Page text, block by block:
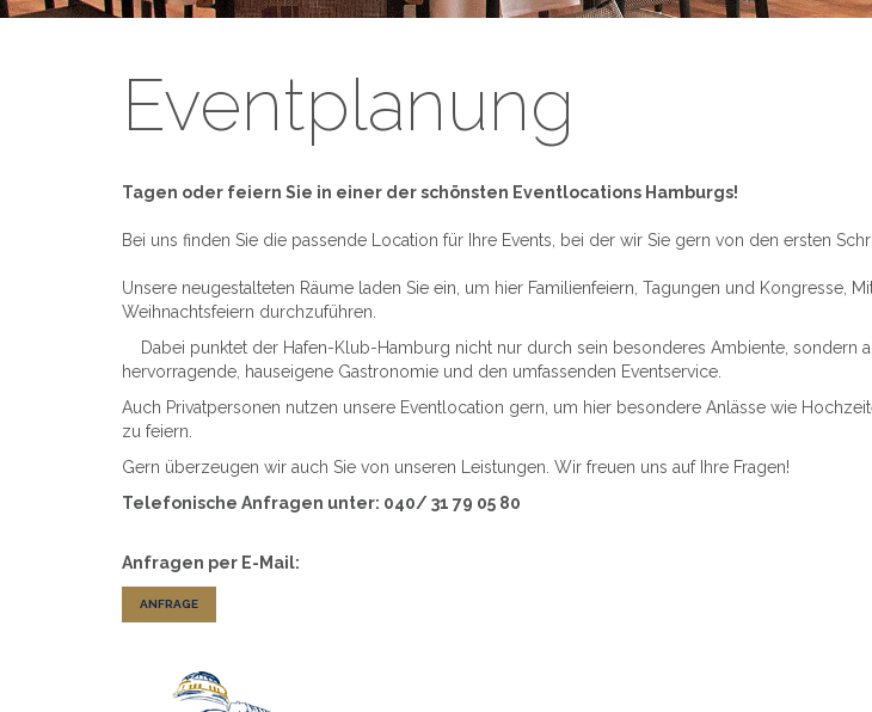
Eventplanung
Tagen oder feiern Sie in einer der schönsten Eventlocations Hamburgs!
Bei uns finden Sie die passende Location für Ihre Events, bei der wir Sie gern von den ersten
Unsere neugestalteten Räume laden Sie ein, um hier Familienfeiern, Tagungen und Kongresse,
Weihnachtsfeiern durchzuführen.
Dabei punktet der Hafen-Klub-Hamburg nicht nur durch sein besonderes Ambiente, sondern
hervorragende, hauseigene Gastronomie und den umfassenden Eventservice.
Auch Privatpersonen nutzen unsere Eventlocation gern, um hier besondere Anlässe wie
zu feiern.
Gern überzeugen wir auch Sie von unseren Leistungen. Wir freuen uns auf Ihre Fragen!
Telefonische Anfragen unter: 040/ 31 79 05 80
Anfragen per E-Mail:
ANFRAGE